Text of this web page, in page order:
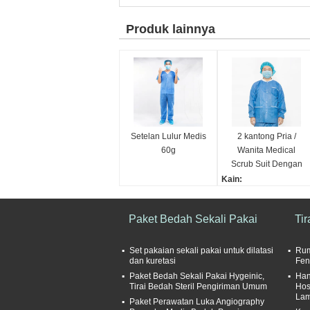
Produk lainnya
Setelan Lulur Medis
60g
2 kantong Pria /
Wanita Medical
Scrub Suit Dengan
Penutupan Tombol
Kain:
Jenis kelamin:
Gaya:
V-neck/ Round-neck/ B
utton-down/ Etc.
Desain:
Padat / Dicetak / Bergar
Paket Bedah Sekali Pakai
Set pakaian sekali pakai untuk dilatasi
dan kuretasi
Paket Bedah Sekali Pakai Hygeinic,
Tirai Bedah Steril Pengiriman Umum
Paket Perawatan Luka Angiography